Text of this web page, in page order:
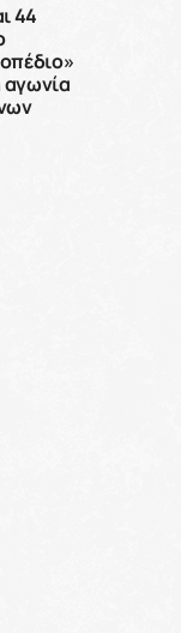
44
αγωνία